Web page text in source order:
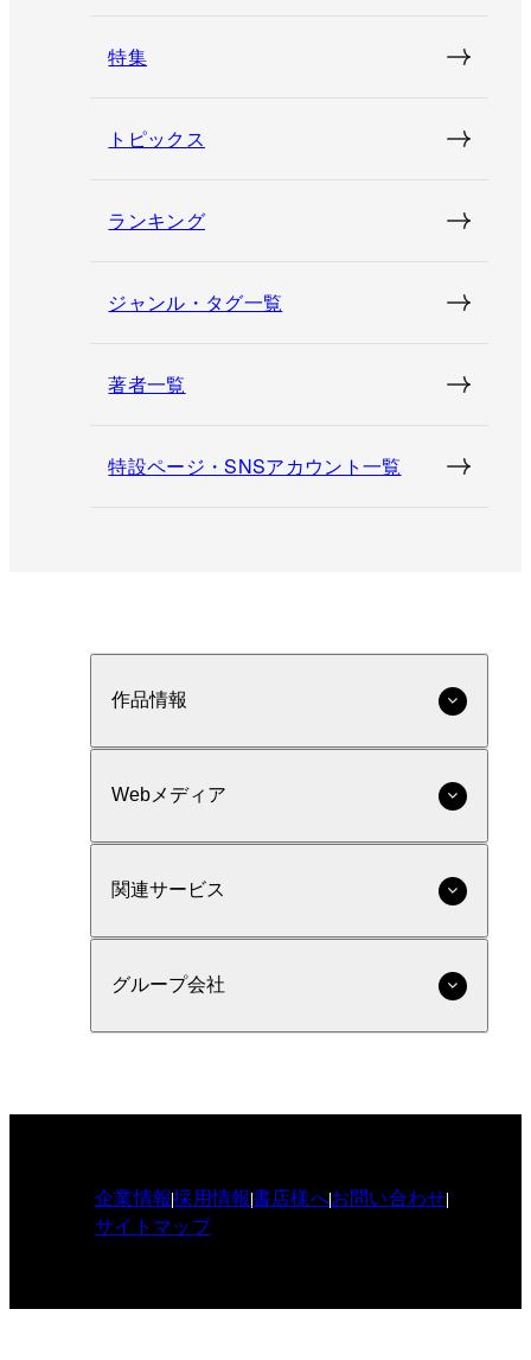
特集
トピックス
ランキング
ジャンル・タグ一覧
著者一覧
特設ページ・SNSアカウント一覧
作品情報
Webメディア
関連サービス
グループ会社
企業情報採用情報書店様へお問い合わせ
サイトマップ